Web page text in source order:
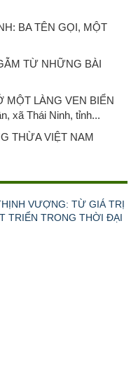
BA TÊN GỌI, MỘT
TỪ NHỮNG BÀI
MỘT LÀNG VEN BIỂN
xã Thái Ninh, tỉnh...
THỪA VIỆT NAM